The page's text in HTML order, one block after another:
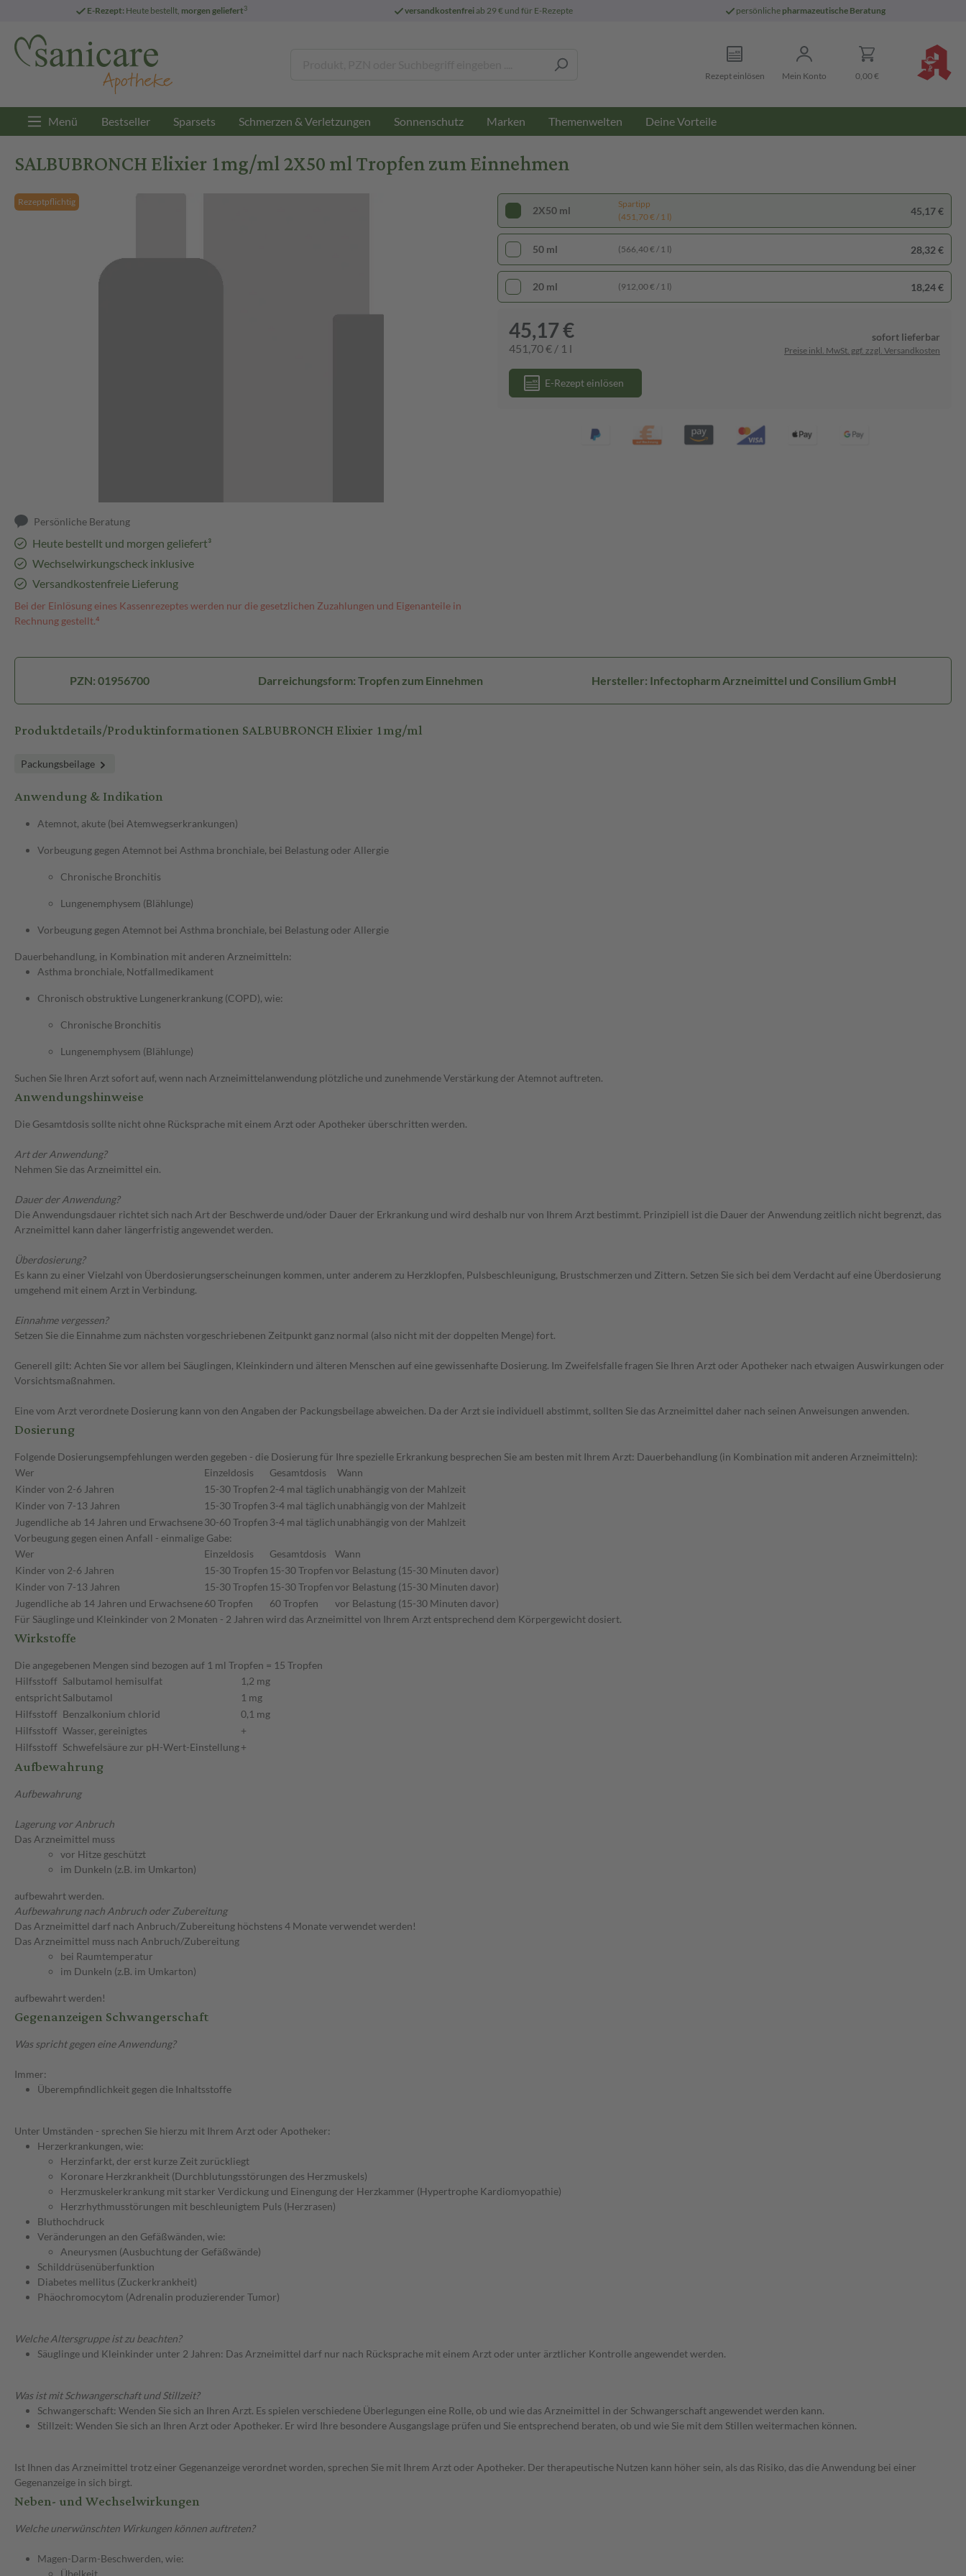
E-Rezept: Heute bestellt, morgen geliefert3 versandkostenfreiab 29 € und für E-Rezepte persönliche pharmazeutische Beratung
Rezept einlösen Mein Konto 0,00 €
Menü Bestseller Sparsets Schmerzen & Verletzungen Sonnenschutz Marken Themenwelten Deine Vorteile
SALBUBRONCH Elixier 1mg/ml 2X50 ml Tropfen zum Einnehmen
Rezeptpflichtig
Persönliche Beratung
Heute bestellt und morgen geliefert³
Wechselwirkungscheck inklusive
Versandkostenfreie Lieferung
Bei der Einlösung eines Kassenrezeptes werden nur die gesetzlichen Zuzahlungen und Eigenanteile in
Rechnung gestellt.⁴
2X50 ml
Spartipp
(451,70 € / 1 l)
45,17 €
50 ml (566,40 € / 1 l) 28,32 €
20 ml (912,00 € / 1 l) 18,24 €
45,17 €
451,70 € / 1 l
sofort lieferbar
Preise inkl. MwSt. ggf. zzgl. Versandkosten
E-Rezept einlösen
PZN: 01956700 Darreichungsform: Tropfen zum Einnehmen Hersteller: Infectopharm Arzneimittel und Consilium GmbH
Produktdetails/Produktinformationen SALBUBRONCH Elixier 1mg/ml
Packungsbeilage
Anwendung & Indikation
Atemnot, akute (bei Atemwegserkrankungen)
Vorbeugung gegen Atemnot bei Asthma bronchiale, bei Belastung oder Allergie
Chronische Bronchitis
Lungenemphysem (Blählunge)
Vorbeugung gegen Atemnot bei Asthma bronchiale, bei Belastung oder Allergie
Dauerbehandlung, in Kombination mit anderen Arzneimitteln:
Asthma bronchiale, Notfallmedikament
Chronisch obstruktive Lungenerkrankung (COPD), wie:
Chronische Bronchitis
Lungenemphysem (Blählunge)
Suchen Sie Ihren Arzt sofort auf, wenn nach Arzneimittelanwendung plötzliche und zunehmende Verstärkung der Atemnot auftreten.
Anwendungshinweise
Die Gesamtdosis sollte nicht ohne Rücksprache mit einem Arzt oder Apotheker überschritten werden.
Art der Anwendung?
Nehmen Sie das Arzneimittel ein.
Dauer der Anwendung?
Die Anwendungsdauer richtet sich nach Art der Beschwerde und/oder Dauer der Erkrankung und wird deshalb nur von Ihrem Arzt bestimmt. Prinzipiell ist die Dauer der Anwendung zeitlich nicht begrenzt, das
Arzneimittel kann daher längerfristig angewendet werden.
Überdosierung?
Es kann zu einer Vielzahl von Überdosierungserscheinungen kommen, unter anderem zu Herzklopfen, Pulsbeschleunigung, Brustschmerzen und Zittern. Setzen Sie sich bei dem Verdacht auf eine Überdosierung
umgehend mit einem Arzt in Verbindung.
Einnahme vergessen?
Setzen Sie die Einnahme zum nächsten vorgeschriebenen Zeitpunkt ganz normal (also nicht mit der doppelten Menge) fort.
Generell gilt: Achten Sie vor allem bei Säuglingen, Kleinkindern und älteren Menschen auf eine gewissenhafte Dosierung. Im Zweifelsfalle fragen Sie Ihren Arzt oder Apotheker nach etwaigen Auswirkungen oder
Vorsichtsmaßnahmen.
Eine vom Arzt verordnete Dosierung kann von den Angaben der Packungsbeilage abweichen. Da der Arzt sie individuell abstimmt, sollten Sie das Arzneimittel daher nach seinen Anweisungen anwenden.
Dosierung
Folgende Dosierungsempfehlungen werden gegeben - die Dosierung für Ihre spezielle Erkrankung besprechen Sie am besten mit Ihrem Arzt: Dauerbehandlung (in Kombination mit anderen Arzneimitteln):
Wer
Einzeldosis Gesamtdosis
Wann
Kinder von 2-6 Jahren
15-30 Tropfen 2-4 mal täglich unabhängig von der Mahlzeit
Kinder von 7-13 Jahren
15-30 Tropfen 3-4 mal täglich unabhängig von der Mahlzeit
Jugendliche ab 14 Jahren und Erwachsene30-60 Tropfen 3-4 mal täglich unabhängig von der Mahlzeit
Vorbeugung gegen einen Anfall - einmalige Gabe:
Wer
Einzeldosis Gesamtdosis
Wann
Kinder von 2-6 Jahren
15-30 Tropfen 15-30 Tropfenvor Belastung (15-30 Minuten davor)
Kinder von 7-13 Jahren
15-30 Tropfen 15-30 Tropfenvor Belastung (15-30 Minuten davor)
Jugendliche ab 14 Jahren und Erwachsene60 Tropfen 60 Tropfen
vor Belastung (15-30 Minuten davor)
Für Säuglinge und Kleinkinder von 2 Monaten - 2 Jahren wird das Arzneimittel von Ihrem Arzt entsprechend dem Körpergewicht dosiert.
Wirkstoffe
Die angegebenen Mengen sind bezogen auf 1 ml Tropfen = 15 Tropfen
Hilfsstoff Salbutamol hemisulfat
1,2 mg
entsprichtSalbutamol
1 mg
Hilfsstoff Benzalkonium chlorid
0,1 mg
Hilfsstoff Wasser, gereinigtes
+
Hilfsstoff Schwefelsäure zur pH-Wert-Einstellung+
Aufbewahrung
Aufbewahrung
Lagerung vor Anbruch
Das Arzneimittel muss
vor Hitze geschützt
im Dunkeln (z.B. im Umkarton)
aufbewahrt werden.
Aufbewahrung nach Anbruch oder Zubereitung
Das Arzneimittel darf nach Anbruch/Zubereitung höchstens 4 Monate verwendet werden!
Das Arzneimittel muss nach Anbruch/Zubereitung
bei Raumtemperatur
im Dunkeln (z.B. im Umkarton)
aufbewahrt werden!
Gegenanzeigen Schwangerschaft
Was spricht gegen eine Anwendung?
Immer:
Überempfindlichkeit gegen die Inhaltsstoffe
Unter Umständen - sprechen Sie hierzu mit Ihrem Arzt oder Apotheker:
Herzerkrankungen, wie:
Herzinfarkt, der erst kurze Zeit zurückliegt
Koronare Herzkrankheit (Durchblutungsstörungen des Herzmuskels)
Herzmuskelerkrankung mit starker Verdickung und Einengung der Herzkammer (Hypertrophe Kardiomyopathie)
Herzrhythmusstörungen mit beschleunigtem Puls (Herzrasen)
Bluthochdruck
Veränderungen an den Gefäßwänden, wie:
Aneurysmen (Ausbuchtung der Gefäßwände)
Schilddrüsenüberfunktion
Diabetes mellitus (Zuckerkrankheit)
Phäochromocytom (Adrenalin produzierender Tumor)
Welche Altersgruppe ist zu beachten?
Säuglinge und Kleinkinder unter 2 Jahren: Das Arzneimittel darf nur nach Rücksprache mit einem Arzt oder unter ärztlicher Kontrolle angewendet werden.
Was ist mit Schwangerschaft und Stillzeit?
Schwangerschaft: Wenden Sie sich an Ihren Arzt. Es spielen verschiedene Überlegungen eine Rolle, ob und wie das Arzneimittel in der Schwangerschaft angewendet werden kann.
Stillzeit: Wenden Sie sich an Ihren Arzt oder Apotheker. Er wird Ihre besondere Ausgangslage prüfen und Sie entsprechend beraten, ob und wie Sie mit dem Stillen weitermachen können.
Ist Ihnen das Arzneimittel trotz einer Gegenanzeige verordnet worden, sprechen Sie mit Ihrem Arzt oder Apotheker. Der therapeutische Nutzen kann höher sein, als das Risiko, das die Anwendung bei einer
Gegenanzeige in sich birgt.
Neben- und Wechselwirkungen
Welche unerwünschten Wirkungen können auftreten?
Magen-Darm-Beschwerden, wie:
Übelkeit